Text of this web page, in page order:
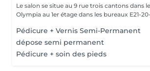
Le salon se situe au 9 rue trois cantons dans
Olympia au 1er étage dans les bureaux E21-
Pédicure + Vernis Semi-Permanent
dépose semi permanent
Pédicure + soin des pieds